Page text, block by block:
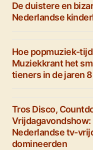
De duistere en
Nederlandse
Hoe popmuziek-
Muziekkrant het
tieners in de jaren
Tros Disco,
Vrijdagavondshow:
Nederlandse tv-
domineerden